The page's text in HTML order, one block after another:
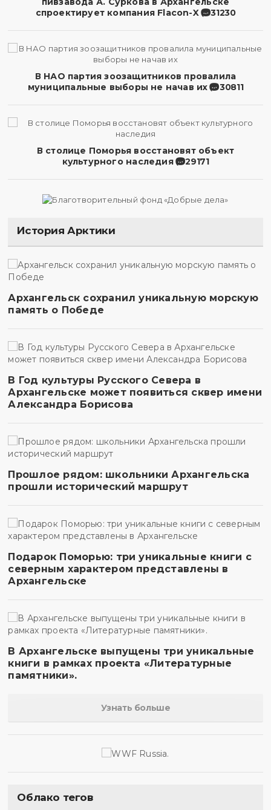
спроектирует компания Flacon-X
31230
В НАО партия зоозащитников провалила
муниципальные выборы не начав их
30811
В столице Поморья восстановят объект
культурного наследия
29171
История Арктики
Архангельск сохранил уникальную морскую
память о Победе
В Год культуры Русского Севера в
Архангельске может появиться сквер имени
Александра Борисова
Прошлое рядом: школьники Архангельска
прошли исторический маршрут
Подарок Поморью: три уникальные книги с
северным характером представлены в
Архангельске
В Архангельске выпущены три уникальные
книги в рамках проекта «Литературные
памятники».
Узнать больше
Облако тегов